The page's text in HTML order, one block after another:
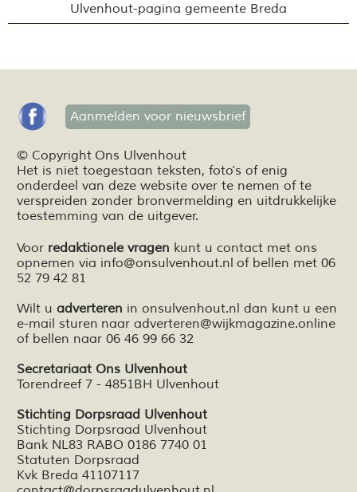
Ulvenhout-pagina gemeente Breda
Aanmelden voor nieuwsbrief
© Copyright Ons Ulvenhout
Het is niet toegestaan teksten, foto’s of enig
onderdeel van deze website over te nemen of te
verspreiden zonder bronvermelding en uitdrukkelijke
toestemming van de uitgever.
Voor redaktionele vragen kunt u contact met ons
opnemen via info@onsulvenhout.nl of bellen met 06
52 79 42 81
Wilt u adverteren in onsulvenhout.nl dan kunt u een
e-mail sturen naar adverteren@wijkmagazine.online
of bellen naar 06 46 99 66 32
Secretariaat Ons Ulvenhout
Torendreef 7 - 4851BH Ulvenhout
Stichting Dorpsraad Ulvenhout
Stichting Dorpsraad Ulvenhout
Bank NL83 RABO 0186 7740 01
Statuten Dorpsraad
Kvk Breda 41107117